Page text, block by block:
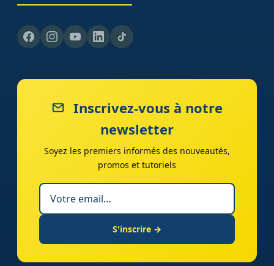
Inscrivez-vous à notre
newsletter
Soyez les premiers informés des nouveautés,
promos et tutoriels
S'inscrire →